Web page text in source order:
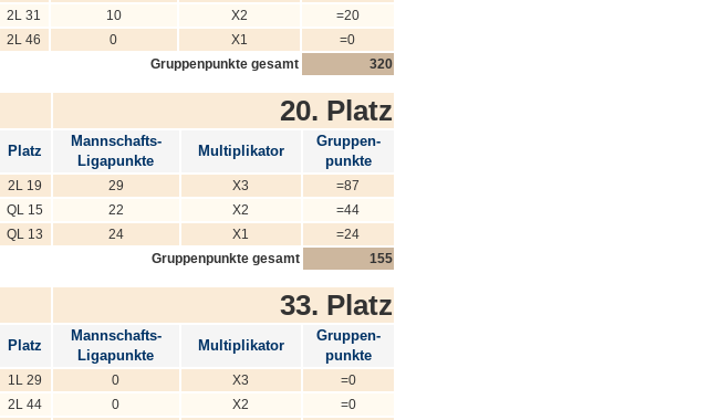
2L 31 10 X2
=20
2L 46 0 X1
=0
Gruppenpunkte gesamt
320
20. Platz
Platz
Mannschafts-
Ligapunkte
Multiplikator
Gruppen-
punkte
2L 19 29 X3
=87
QL 15 22 X2
=44
QL 13 24 X1
=24
Gruppenpunkte gesamt
155
33. Platz
Platz
Mannschafts-
Ligapunkte
Multiplikator
Gruppen-
punkte
1L 29 0 X3
=0
2L 44 0 X2
=0